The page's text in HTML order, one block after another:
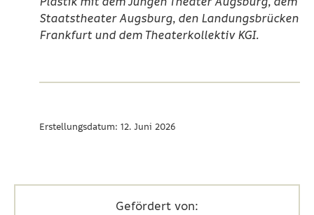
Staatstheater Augsburg, den Landungsbrücken
Frankfurt und dem Theaterkollektiv KGI.
Erstellungsdatum: 12. Juni 2026
Gefördert von: